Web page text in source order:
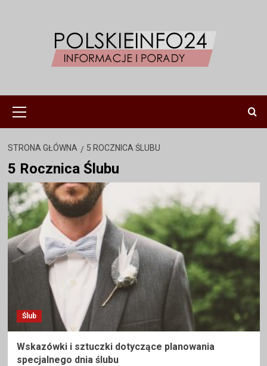
główne
STRONA GŁÓWNA 5 ROCZNICA ŚLUBU
5 Rocznica Ślubu
Ślub
Wskazówki i sztuczki dotyczące planowania
specjalnego dnia ślubu